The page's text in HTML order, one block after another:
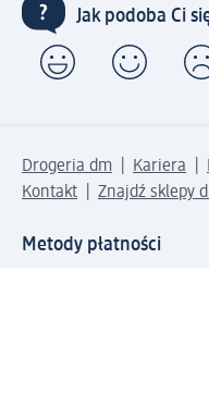
Jak podoba Ci
Drogeria dm Kariera
Kontakt
Znajdź sklepy
Metody płatności